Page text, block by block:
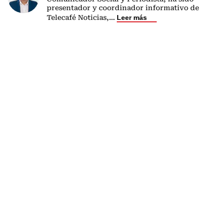
presentador y coordinador informativo de
Telecafé Noticias,... Leer más